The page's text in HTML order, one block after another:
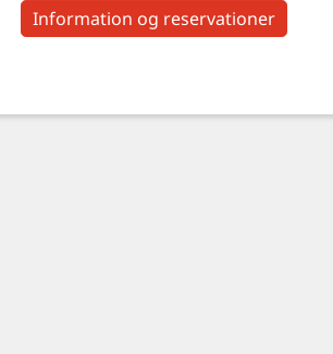
Information og reservationer